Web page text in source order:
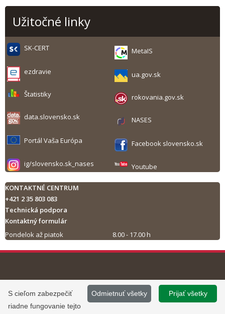
Užitočné linky
SK-CERT MetaIS
ezdravie ua.gov.sk
Štatistiky rokovania.gov.sk
data.slovensko.sk NASES
Portál Vaša Európa Facebook slovensko.sk
ig/slovensko.sk_nases Youtube
KONTAKTNÉ CENTRUM
+421 2 35 803 083
Technická podpora
Kontaktný formulár
Pondelok až piatok
8.00 - 17.00 h
Tlač obsahu
©2013 - 2026, Slovensko.sk
Informácie zverejnené na portáli
Prevádzku stránky
www.slovensko.sk a správu jej
Prijať všetky
Odmietnuť všetky
S cieľom zabezpečiť
riadne fungovanie tejto